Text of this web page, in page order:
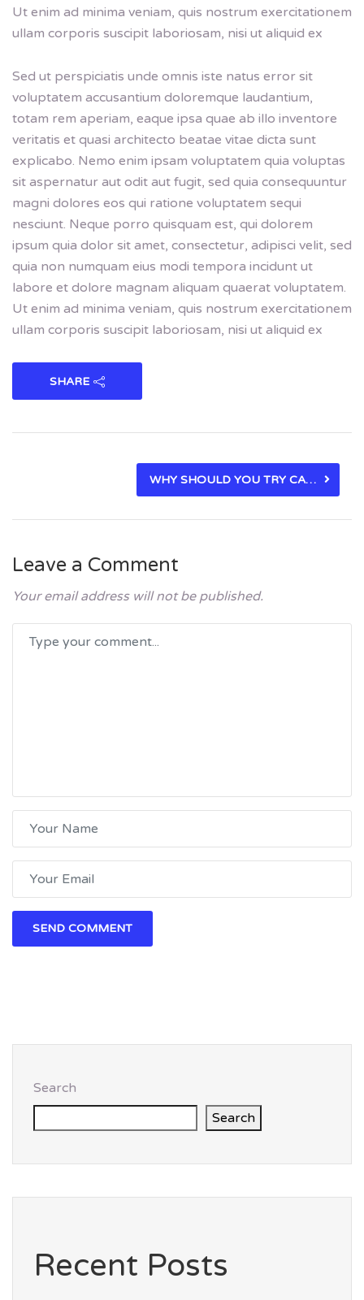
Ut enim ad minima veniam, quis nostrum exercitationem
ullam corporis suscipit laboriosam, nisi ut aliquid ex
Sed ut perspiciatis unde omnis iste natus error sit
voluptatem accusantium doloremque laudantium,
totam rem aperiam, eaque ipsa quae ab illo inventore
veritatis et quasi architecto beatae vitae dicta sunt
explicabo. Nemo enim ipsam voluptatem quia voluptas
sit aspernatur aut odit aut fugit, sed quia consequuntur
magni dolores eos qui ratione voluptatem sequi
nesciunt. Neque porro quisquam est, qui dolorem
ipsum quia dolor sit amet, consectetur, adipisci velit, sed
quia non numquam eius modi tempora incidunt ut
labore et dolore magnam aliquam quaerat voluptatem.
Ut enim ad minima veniam, quis nostrum exercitationem
ullam corporis suscipit laboriosam, nisi ut aliquid ex
SHARE
WHY SHOULD YOU TRY CARIERA?
Leave a Comment
Your email address will not be published.
Search
Search
Recent Posts